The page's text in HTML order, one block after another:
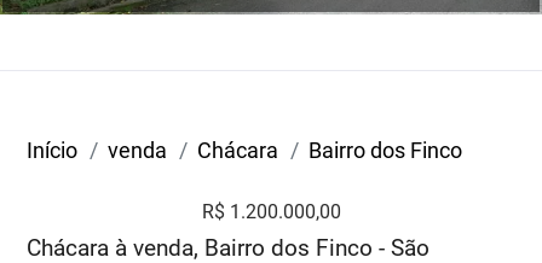
Início venda Chácara Bairro dos Finco
R$ 1.200.000,00
Chácara à venda, Bairro dos Finco - São